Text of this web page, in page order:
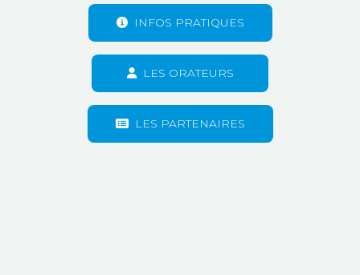
INFOS PRATIQUES
LES ORATEURS
LES PARTENAIRES